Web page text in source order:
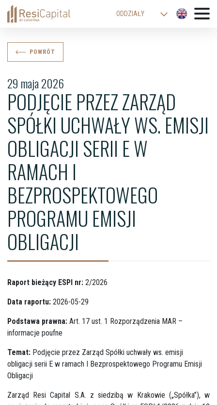
ODDZIAŁY
WROCŁAW
BIELSKO-BIAŁA
PODJĘCIE PRZEZ ZARZĄD
SPÓŁKI UCHWAŁY WS. EMISJI
OBLIGACJI SERII E W
RAMACH I
BEZPROSPEKTOWEGO
PROGRAMU EMISJI
OBLIGACJI
29 maja 2026
POWRÓT
Raport bieżący ESPI nr: 2/2026
Data raportu: 2026-05-29
Podstawa prawna: Art. 17 ust. 1 Rozporządzenia MAR –
informacje poufne
Temat: Podjęcie przez Zarząd Spółki uchwały ws. emisji
obligacji serii E w ramach I Bezprospektowego Programu Emisji
Obligacji
Zarząd Resi Capital S.A. z siedzibą w Krakowie („Spółka”), w